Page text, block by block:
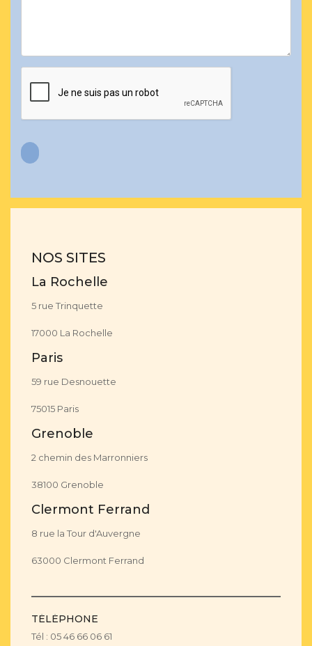
NOS SITES
La Rochelle
5 rue Trinquette
17000 La Rochelle
Paris
59 rue Desnouette
75015 Paris
Grenoble
2 chemin des Marronniers
38100 Grenoble
Clermont Ferrand
8 rue la Tour d'Auvergne
63000 Clermont Ferrand
TÉLÉPHONE
Tél : 05 46 66 06 61